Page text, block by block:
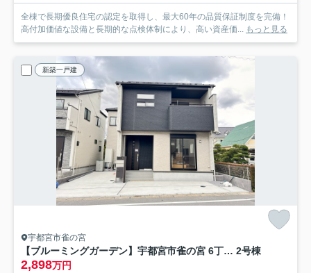
全棟で長期優良住宅の認定を取得し、最大60年の品質保証制度を完備！
高付加価値な設備と⾧期的な点検体制により、高い資産価... もっと見る
新築一戸建
宇都宮市雀の宮
【ブルーミングガーデン】宇都宮市雀の宮 6丁目 全2棟 2号棟
2,898万円